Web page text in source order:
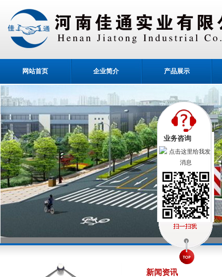
网站首页 企业简介 产品展示
新闻资讯
业务咨询